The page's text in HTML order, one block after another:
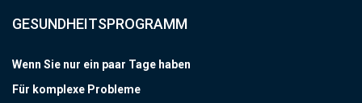
GESUNDHEITSPROGRAMM
Wenn Sie nur ein paar Tage haben
Für komplexe Probleme